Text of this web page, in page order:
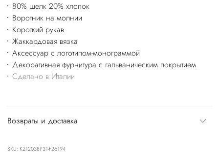
80% шелк 20% хлопок
Воротник на молнии
Короткий рукав
Жаккардовая вязка
Аксессуар с логотипом-монограммой
Декоративная фурнитура с гальваническим покрытием
Сделано в Италии
Возвраты и доставка
SKU: K212038P31-F26194